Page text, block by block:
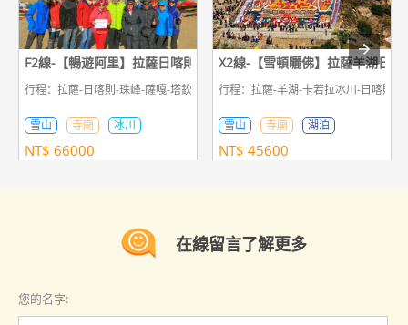
F2線-【暢遊阿里】拉薩日喀則珠峰神山聖湖古格王朝吉隆13日遊
行程：拉薩-日喀則-珠峰-薩嘎-塔欽轉山-札達-塔欽-薩嘎-吉隆
雪山 寺廟 冰川
NT$ 66000
X2線-【雪頓曬佛】拉薩羊湖日
行程：拉薩-羊湖-卡若拉冰川-日喀則-
雪山 寺廟 湖泊
NT$ 45600
在線留言了解更多
您的名字: